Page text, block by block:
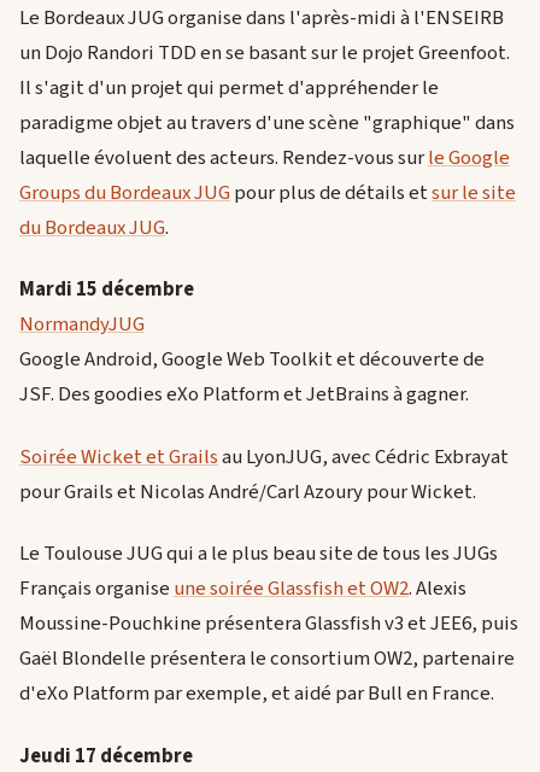
Le Bordeaux JUG organise dans l'après-midi à l'ENSEIRB
un Dojo Randori TDD en se basant sur le projet Greenfoot.
Il s'agit d'un projet qui permet d'appréhender le
paradigme objet au travers d'une scène "graphique" dans
laquelle évoluent des acteurs. Rendez-vous surle Google
Groups du Bordeaux JUGpour plus de détails etsur le site
du Bordeaux JUG.
Mardi 15 décembre
NormandyJUG
Google Android, Google Web Toolkit et découverte de
JSF. Des goodies eXo Platform et JetBrains à gagner.
Soirée Wicket et Grailsau LyonJUG, avec Cédric Exbrayat
pour Grails et Nicolas André/Carl Azoury pour Wicket.
Le Toulouse JUG qui a le plus beau site de tous les JUGs
Français organiseune soirée Glassfish et OW2. Alexis
Moussine-Pouchkine présentera Glassfish v3 et JEE6, puis
Gaël Blondelle présentera le consortium OW2, partenaire
d'eXo Platform par exemple, et aidé par Bull en France.
Jeudi 17 décembre